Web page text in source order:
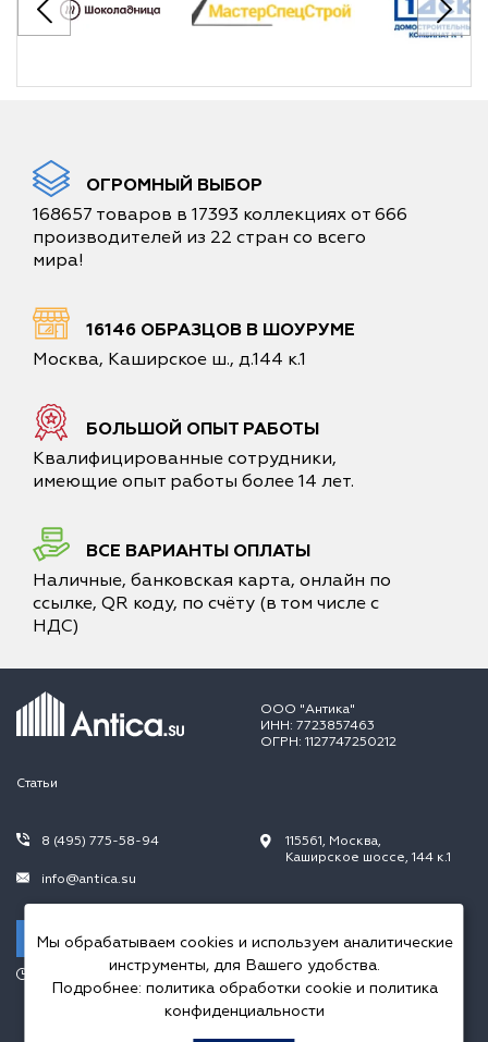
ОГРОМНЫЙ ВЫБОР
168657 товаров в 17393 коллекциях от 666
производителей из 22 стран со всего
мира!
16146 ОБРАЗЦОВ В ШОУРУМЕ
Москва, Каширское ш., д.144 к.1
БОЛЬШОЙ ОПЫТ РАБОТЫ
Квалифицированные сотрудники,
имеющие опыт работы более 14 лет.
ВСЕ ВАРИАНТЫ ОПЛАТЫ
Наличные, банковская карта, онлайн по
ссылке, QR коду, по счёту (в том числе с
НДС)
ООО "Антика"
ИНН: 7723857463
ОГРН: 1127747250212
Статьи
8 (495) 775-58-94
info@antica.su
Заказать звонок
115561, Москва,
Каширское шоссе, 144 к.1
Пн.-Пт. 10.00-20.00,
Сб.-Вс. 10.00-18.00
Мы обрабатываем cookies и используем аналитические
инструменты, для Вашего удобства.
Подробнее: политика обработки cookieи политика
конфиденциальности